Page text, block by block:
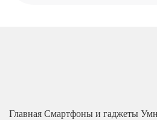
Главная Смартфоны и гаджеты